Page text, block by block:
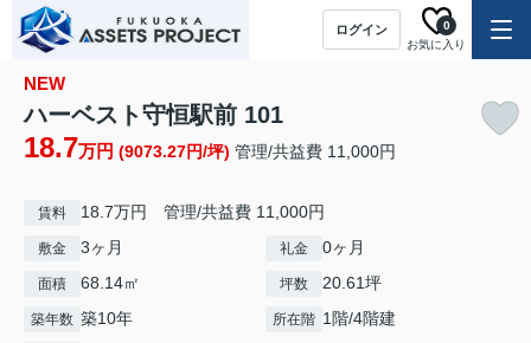
ログイン
お気に入り
0
NEW
ハーベスト守恒駅前 101
18.7万円 (9073.27円/坪) 管理/共益費 11,000円
賃料 18.7万円 管理/共益費 11,000円
敷金 3ヶ月 礼金 0ヶ月
面積 68.14㎡ 坪数 20.61坪
築年数 築10年 所在階 1階/4階建